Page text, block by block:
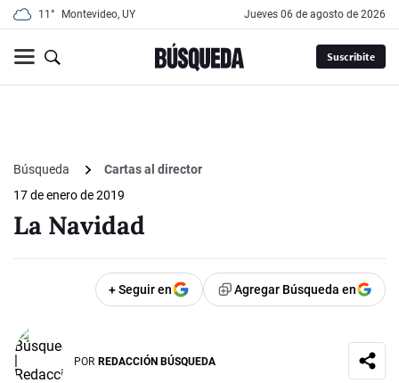
11° Montevideo, UY jueves 06 de agosto de 2026
Suscribite
Búsqueda
Cartas al director
17 de enero de 2019
La Navidad
+ Seguir en Agregar Búsqueda en
POR REDACCIÓN BÚSQUEDA